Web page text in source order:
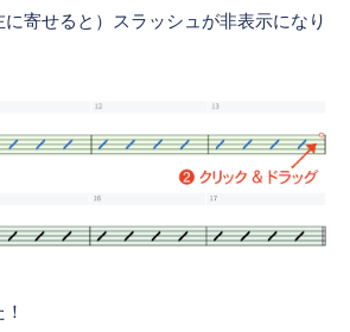
寄せると）スラッシュが非表示になり